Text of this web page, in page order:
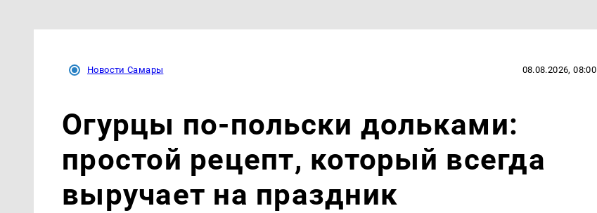
Новости Самары 08.08.2026, 08:00
Огурцы по‑польски дольками:
простой рецепт, который всегда
выручает на праздник